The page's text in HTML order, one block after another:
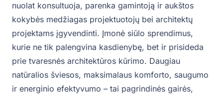
nuolat konsultuoja, parenka gamintoją ir aukštos
kokybės medžiagas projektuotojų bei architektų
projektams įgyvendinti. Įmonė siūlo sprendimus,
kurie ne tik palengvina kasdienybę, bet ir prisideda
prie tvaresnės architektūros kūrimo. Daugiau
natūralios šviesos, maksimalaus komforto, saugumo
ir energinio efektyvumo – tai pagrindinės gairės,